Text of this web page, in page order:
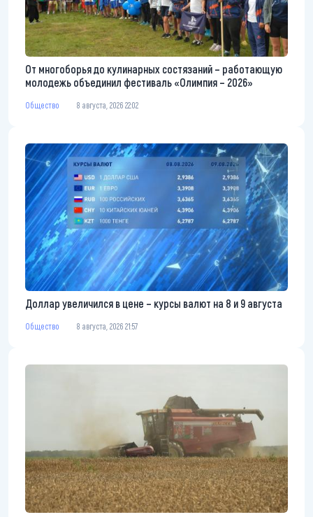
От многоборья до кулинарных состязаний – работающую
молодежь объединил фестиваль «Олимпия – 2026»
Общество 8 августа, 2026 22:02
Доллар увеличился в цене – курсы валют на 8 и 9 августа
Общество 8 августа, 2026 21:57